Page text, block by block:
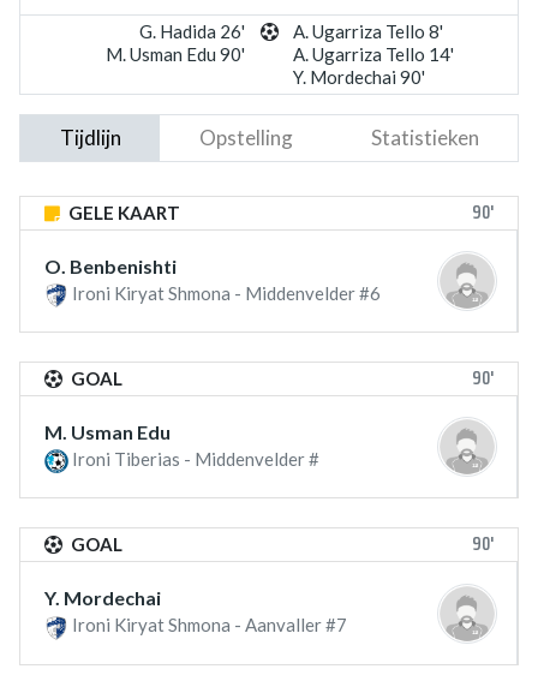
G. Hadida 26'
M. Usman Edu 90'
A. Ugarriza Tello 8'
A. Ugarriza Tello 14'
Y. Mordechai 90'
Tijdlijn Opstelling Statistieken
GELE KAART 90'
O. Benbenishti
Ironi Kiryat Shmona - Middenvelder #6
GOAL 90'
M. Usman Edu
Ironi Tiberias - Middenvelder #
GOAL 90'
Y. Mordechai
Ironi Kiryat Shmona - Aanvaller #7